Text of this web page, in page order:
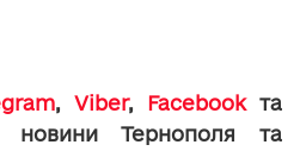
, Viber, Facebookта
новини Тернополя та